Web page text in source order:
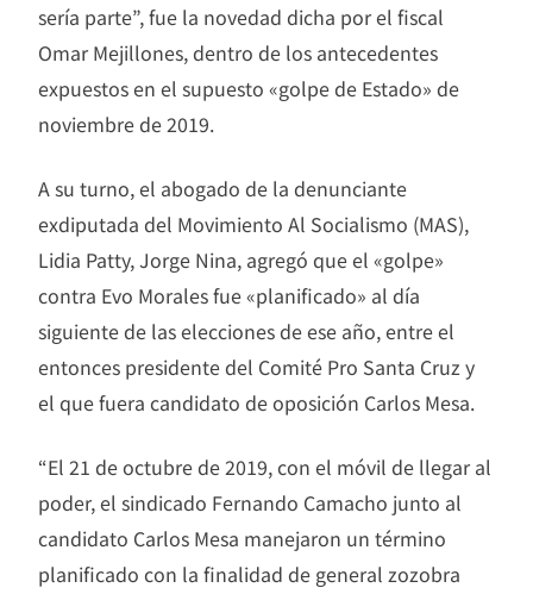
sería parte”, fue la novedad dicha por el fiscal
Omar Mejillones, dentro de los antecedentes
expuestos en el supuesto «golpe de Estado» de
noviembre de 2019.
A su turno, el abogado de la denunciante
exdiputada del Movimiento Al Socialismo (MAS),
Lidia Patty, Jorge Nina, agregó que el «golpe»
contra Evo Morales fue «planificado» al día
siguiente de las elecciones de ese año, entre el
entonces presidente del Comité Pro Santa Cruz y
el que fuera candidato de oposición Carlos Mesa.
“El 21 de octubre de 2019, con el móvil de llegar al
poder, el sindicado Fernando Camacho junto al
candidato Carlos Mesa manejaron un término
planificado con la finalidad de general zozobra